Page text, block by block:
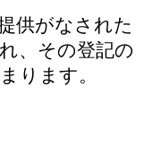
供がなされた
、その登記の
ります。